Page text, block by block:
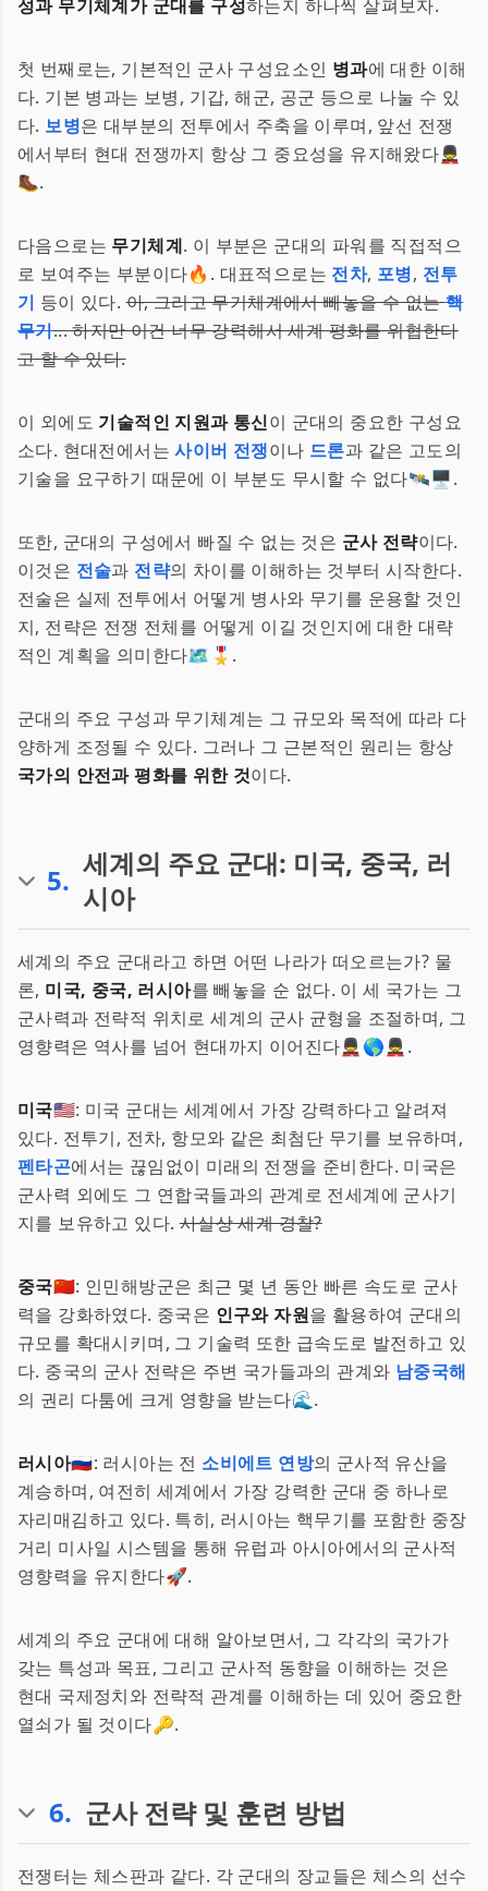
성과 무기체계가 군대를 구성하는지 하나씩 살펴보자.
첫 번째로는, 기본적인 군사 구성요소인 병과에 대한 이해
다. 기본 병과는 보병, 기갑, 해군, 공군 등으로 나눌 수 있
다. 보병은 대부분의 전투에서 주축을 이루며, 앞선 전쟁
에서부터 현대 전쟁까지 항상 그 중요성을 유지해왔다💂‍♂️
🥾.
다음으로는 무기체계. 이 부분은 군대의 파워를 직접적으
로 보여주는 부분이다🔥. 대표적으로는 전차, 포병, 전투
기 등이 있다.아, 그리고 무기체계에서 빼놓을 수 없는핵
무기... 하지만 이건 너무 강력해서 세계 평화를 위협한다
고 할 수 있다.
이 외에도 기술적인 지원과 통신이 군대의 중요한 구성요
소다. 현대전에서는사이버 전쟁이나 드론과 같은 고도의
기술을 요구하기 때문에 이 부분도 무시할 수 없다🛰️🖥️.
또한, 군대의 구성에서 빠질 수 없는 것은 군사 전략이다.
이것은 전술과 전략의 차이를 이해하는 것부터 시작한다.
전술은 실제 전투에서 어떻게 병사와 무기를 운용할 것인
지, 전략은 전쟁 전체를 어떻게 이길 것인지에 대한 대략
적인 계획을 의미한다🗺️🎖️.
군대의 주요 구성과 무기체계는 그 규모와 목적에 따라 다
양하게 조정될 수 있다. 그러나 그 근본적인 원리는 항상
국가의 안전과 평화를 위한 것이다.
5. 세계의 주요 군대: 미국, 중국, 러
시아
세계의 주요 군대라고 하면 어떤 나라가 떠오르는가? 물
론, 미국, 중국, 러시아를 빼놓을 순 없다. 이 세 국가는 그
군사력과 전략적 위치로 세계의 군사 균형을 조절하며, 그
영향력은 역사를 넘어 현대까지 이어진다💂‍♂️🌎💂‍♂️.
미국🇺🇸: 미국 군대는 세계에서 가장 강력하다고 알려져
있다. 전투기, 전차, 항모와 같은 최첨단 무기를 보유하며,
펜타곤에서는 끊임없이 미래의 전쟁을 준비한다. 미국은
군사력 외에도 그 연합국들과의 관계로 전세계에 군사기
지를 보유하고 있다.사실상 세계 경찰?
중국🇨🇳: 인민해방군은 최근 몇 년 동안 빠른 속도로 군사
력을 강화하였다. 중국은 인구와 자원을 활용하여 군대의
규모를 확대시키며, 그 기술력 또한 급속도로 발전하고 있
다. 중국의 군사 전략은 주변 국가들과의 관계와 남중국해
의 권리 다툼에 크게 영향을 받는다🌊.
러시아🇷🇺: 러시아는 전 소비에트 연방의 군사적 유산을
계승하며, 여전히 세계에서 가장 강력한 군대 중 하나로
자리매김하고 있다. 특히, 러시아는 핵무기를 포함한 중장
거리 미사일 시스템을 통해 유럽과 아시아에서의 군사적
영향력을 유지한다🚀.
세계의 주요 군대에 대해 알아보면서, 그 각각의 국가가
갖는 특성과 목표, 그리고 군사적 동향을 이해하는 것은
현대 국제정치와 전략적 관계를 이해하는 데 있어 중요한
열쇠가 될 것이다🔑.
6. 군사 전략 및 훈련 방법
전쟁터는 체스판과 같다. 각 군대의 장교들은 체스의 선수